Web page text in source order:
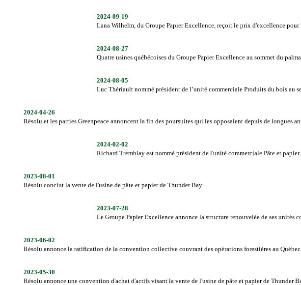
2024-09-19
Lana Wilhelm, du Groupe Papier Excellence, reçoit le prix d'excellence pour
2024-08-27
Quatre usines québécoises du Groupe Papier Excellence au sommet du
2024-08-05
Luc Thériault nommé président de l’unité commerciale Produits du bois au
2024-04-26
Résolu et les parties Greenpeace annoncent la fin des poursuites qui les opposaient depuis de longues
2024-02-02
Richard Tremblay est nommé président de l'unité commerciale Pâte et
2023-08-01
Résolu conclut la vente de l'usine de pâte et papier de Thunder Bay
2023-07-28
Le Groupe Papier Excellence annonce la structure renouvelée de ses unités
2023-06-02
Résolu annonce la ratification de la convention collective couvrant des opérations forestières au Québec
2023-05-30
Résolu annonce une convention d'achat d'actifs visant la vente de l'usine de pâte et papier de Thunder